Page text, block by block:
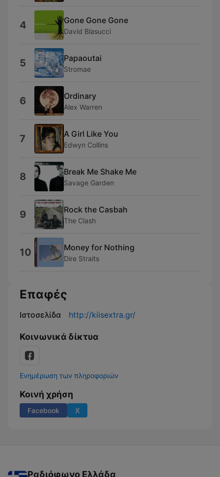
4 Gone Gone Gone
David Blasucci
5 Papaoutai
Stromae
6 Ordinary
Alex Warren
7 A Girl Like You
Edwyn Collins
8 Break Me Shake Me
Savage Garden
9 Rock the Casbah
The Clash
10 Money for Nothing
Dire Straits
Επαφές
Ιστοσελίδα http://kiisextra.gr/
Κοινωνικά δίκτυα
Ενημέρωση των πληροφοριών
Κοινή χρήση
Facebook X
Ραδιόφωνο Ελλάδα